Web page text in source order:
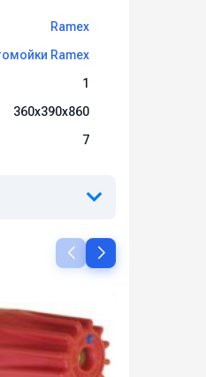
Ramex
Ramex
1
360x390x860
7